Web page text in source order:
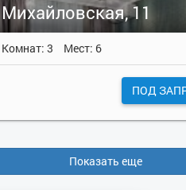
Михайловская, 11
Комнат: 3 Мест: 6
ПОД
Показать еще